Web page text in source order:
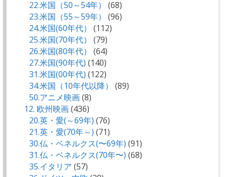
22.米国（50～54年）
(68)
23.米国（55～59年）
(96)
24.米国(60年代）
(112)
25.米国(70年代）
(79)
26.米国(80年代）
(64)
27.米国(90年代) (140)
31.米国(00年代) (122)
34.米国（10年代以降）
(89)
50.アニメ映画(8)
12. 欧州映画(436)
20.英・愛(～69年) (76)
21.英・愛(70年～) (71)
30.仏・ベネルクス(〜69年) (91)
31.仏・ベネルクス(70年〜) (68)
35.イタリア (57)